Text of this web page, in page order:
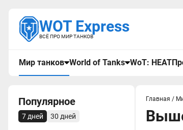
WOT Express
ВСЁ ПРО МИР ТАНКОВ
Мир танков World of Tanks WoT: HEAT
Популярное
7 дней 30 дней
Главная /